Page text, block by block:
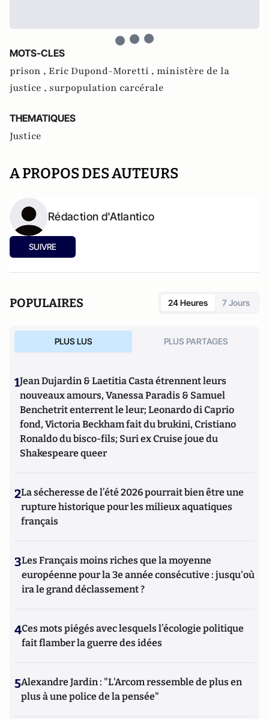
MOTS-CLES
prison , Eric Dupond-Moretti , ministère de la
justice , surpopulation carcérale
THEMATIQUES
Justice
A PROPOS DES AUTEURS
Rédaction d'Atlantico
SUIVRE
POPULAIRES 24 Heures 7 Jours
PLUS LUS PLUS PARTAGES
1Jean Dujardin & Laetitia Casta étrennent leurs
nouveaux amours, Vanessa Paradis & Samuel
Benchetrit enterrent le leur; Leonardo di Caprio
fond, Victoria Beckham fait du brukini, Cristiano
Ronaldo du bisco-fils; Suri ex Cruise joue du
Shakespeare queer
2La sécheresse de l’été 2026 pourrait bien être une
rupture historique pour les milieux aquatiques
français
3Les Français moins riches que la moyenne
européenne pour la 3e année consécutive : jusqu'où
ira le grand déclassement ?
4Ces mots piégés avec lesquels l’écologie politique
fait flamber la guerre des idées
5Alexandre Jardin : "L'Arcom ressemble de plus en
plus à une police de la pensée"